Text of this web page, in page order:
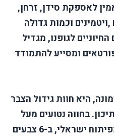
לאספקת סידן, זרחן,
וכמות גדולה
לגופנו, מגדיל
ומסייע להתמודד
היא חוות גידול הצבר
בחווה נטועים מעל
1,100 דונם של זני פטנט, מפיתוח ישראלי, ב-6 צבעים